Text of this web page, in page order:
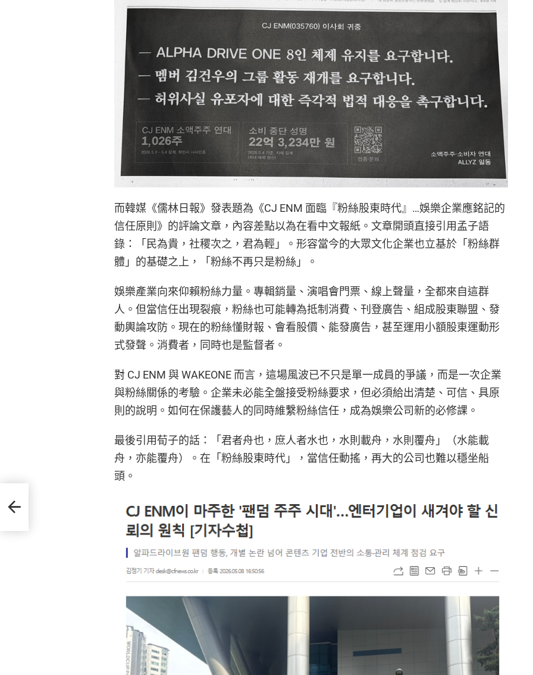
而韓媒《儒林日報》發表題為《CJ ENM 面臨『粉絲股東時代』…娛樂企業應銘記的
信任原則》的評論文章，內容差點以為在看中文報紙。文章開頭直接引用孟子語
錄：「民為貴，社稷次之，君為輕」。形容當今的大眾文化企業也立基於「粉絲群
體」的基礎之上，「粉絲不再只是粉絲」。
娛樂產業向來仰賴粉絲力量。專輯銷量、演唱會門票、線上聲量，全都來自這群
人。但當信任出現裂痕，粉絲也可能轉為抵制消費、刊登廣告、組成股東聯盟、發
動輿論攻防。現在的粉絲懂財報、會看股價、能發廣告，甚至運用小額股東運動形
式發聲。消費者，同時也是監督者。
對 CJ ENM 與 WAKEONE 而言，這場風波已不只是單一成員的爭議，而是一次企業
與粉絲關係的考驗。企業未必能全盤接受粉絲要求，但必須給出清楚、可信、具原
則的說明。如何在保護藝人的同時維繫粉絲信任，成為娛樂公司新的必修課。
最後引用荀子的話：「君者舟也，庶人者水也，水則載舟，水則覆舟」（水能載
舟，亦能覆舟）。在「粉絲股東時代」，當信任動搖，再大的公司也難以穩坐船
頭。